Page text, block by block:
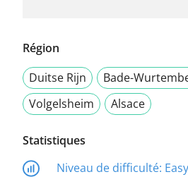
Région
Duitse Rijn
Bade-
Volgelsheim
Alsace
Statistiques
Niveau de difficulté: